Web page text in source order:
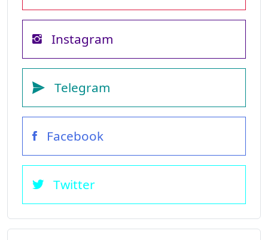
Instagram
Telegram
Facebook
Twitter